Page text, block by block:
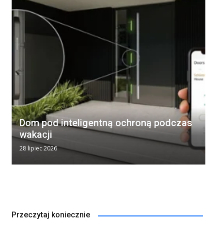
Dom pod inteligentną ochroną podczas
wakacji
28 lipiec 2026
Przeczytaj koniecznie